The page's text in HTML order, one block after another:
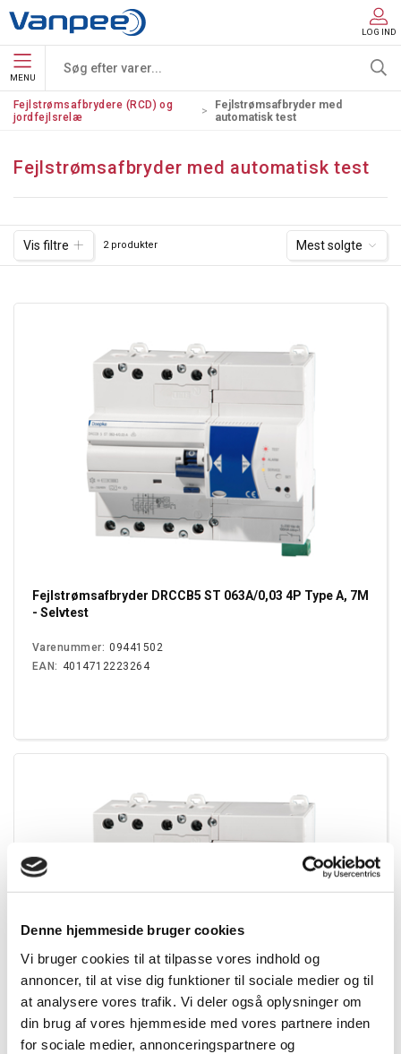
Denne hjemmeside bruger cookies
Vi bruger cookies til at tilpasse vores indhold og
annoncer, til at vise dig funktioner til sociale medier og til
at analysere vores trafik. Vi deler også oplysninger om
din brug af vores hjemmeside med vores partnere inden
for sociale medier, annonceringspartnere og
LOG IND
MENU
Fejlstrømsafbrydere (RCD) og
jordfejlsrelæ
Fejlstrømsafbryder med
automatisk test
Fejlstrømsafbryder med automatisk test
Vis filtre 2 produkter Mest solgte
Fejlstrømsafbryder DRCCB5 ST 063A/0,03 4P Type A, 7M
- Selvtest
Varenummer: 09441502
EAN: 4014712223264
Fejlstrømsafbryder DRCCB5 ST 040A/0,03 4P Type A, 7M